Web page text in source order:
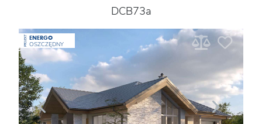
DCB73a
PROJEKT ENERGO
OSZCZĘDNY